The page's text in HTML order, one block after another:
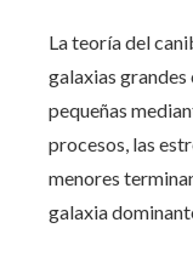
La teoría del
galaxias
pequeñas
procesos, las
menores
galaxia